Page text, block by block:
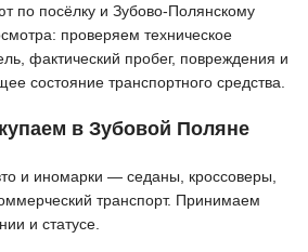
по посёлку и Зубово-Полянскому
проверяем техническое
фактический пробег, повреждения и
состояние транспортного средства.
в Зубовой Поляне
и иномарки — седаны, кроссоверы,
транспорт. Принимаем
и статусе.